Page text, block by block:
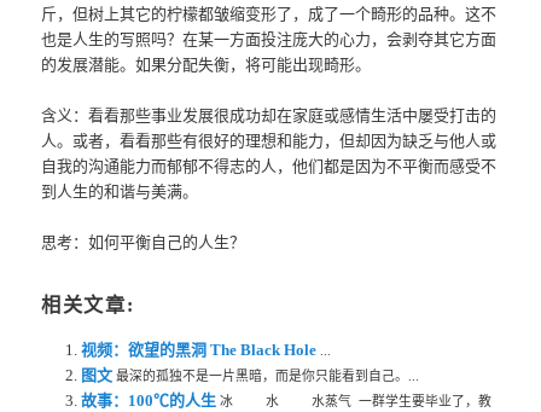
斤，但树上其它的柠檬都皱缩变形了，成了一个畸形的品种。这不
也是人生的写照吗？在某一方面投注庞大的心力，会剥夺其它方面
的发展潜能。如果分配失衡，将可能出现畸形。
含义：看看那些事业发展很成功却在家庭或感情生活中屡受打击的
人。或者，看看那些有很好的理想和能力，但却因为缺乏与他人或
自我的沟通能力而郁郁不得志的人，他们都是因为不平衡而感受不
到人生的和谐与美满。
思考：如何平衡自己的人生？
相关文章:
视频：欲望的黑洞 The Black Hole ...
图文 最深的孤独不是一片黑暗，而是你只能看到自己。...
故事：100℃的人生 冰 水 水蒸气 一群学生要毕业了，教